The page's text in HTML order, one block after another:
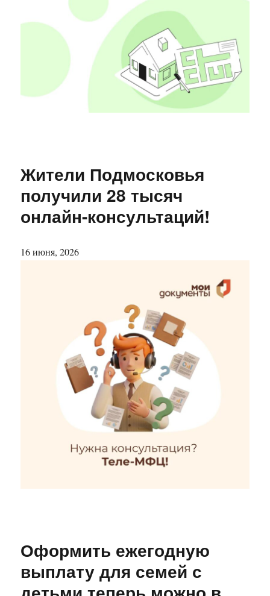
Жители Подмосковья
получили 28 тысяч
онлайн-консультаций!
16 июня, 2026
Оформить ежегодную
выплату для семей с